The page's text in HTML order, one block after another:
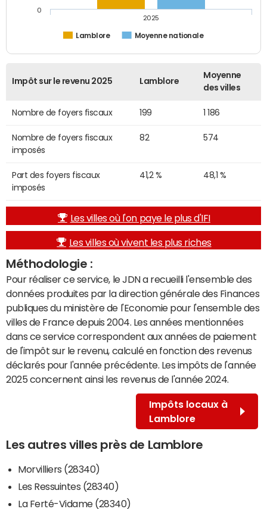
Lamblore Moyenne nationale
2025
0
Impôt sur le revenu 2025 Lamblore
Moyenne
des villes
Nombre de foyers fiscaux 199 1 186
Nombre de foyers fiscaux
imposés
82 574
Part des foyers fiscaux
imposés
41,2 % 48,1 %
Les villes où l'on paye le plus d'IFI
Les villes où vivent les plus riches
Méthodologie :
Pour réaliser ce service, le JDN a recueilli l'ensemble des
données produites par la direction générale des Finances
publiques du ministère de l'Economie pour l'ensemble des
villes de France depuis 2004. Les années mentionnées
dans ce service correspondent aux années de paiement
de l'impôt sur le revenu, calculé en fonction des revenus
déclarés pour l'année précédente. Les impôts de l'année
2025 concernent ainsi les revenus de l'année 2024.
Impôts locaux à
Lamblore
Les autres villes près de Lamblore
Morvilliers (28340)
Les Ressuintes (28340)
La Ferté-Vidame (28340)